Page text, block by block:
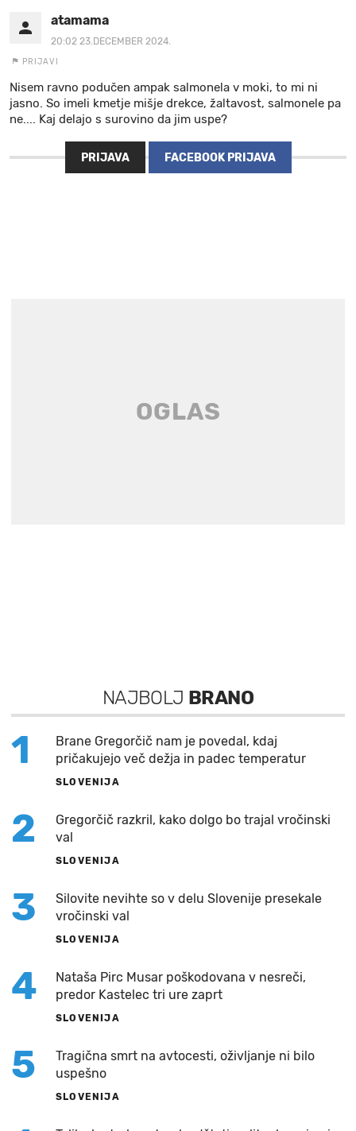
atamama
20:02 23.DECEMBER 2024.
PRIJAVI
Nisem ravno podučen ampak salmonela v moki, to mi ni
jasno. So imeli kmetje mišje drekce, žaltavost, salmonele pa
ne.... Kaj delajo s surovino da jim uspe?
PRIJAVA FACEBOOK PRIJAVA
NAJBOLJ BRANO
1
Brane Gregorčič nam je povedal, kdaj
pričakujejo več dežja in padec temperatur
SLOVENIJA
2
Gregorčič razkril, kako dolgo bo trajal vročinski
val
SLOVENIJA
3
Silovite nevihte so v delu Slovenije presekale
vročinski val
SLOVENIJA
4
Nataša Pirc Musar poškodovana v nesreči,
predor Kastelec tri ure zaprt
SLOVENIJA
5
Tragična smrt na avtocesti, oživljanje ni bilo
uspešno
SLOVENIJA